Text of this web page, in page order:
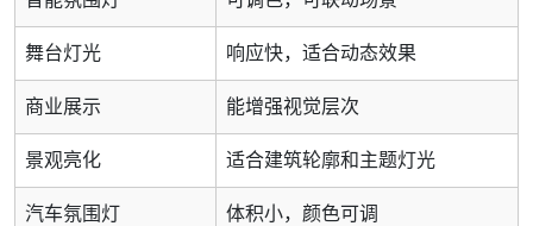
舞台灯光 响应快，适合动态效果
商业展示 能增强视觉层次
景观亮化 适合建筑轮廓和主题灯光
汽车氛围灯 体积小，颜色可调